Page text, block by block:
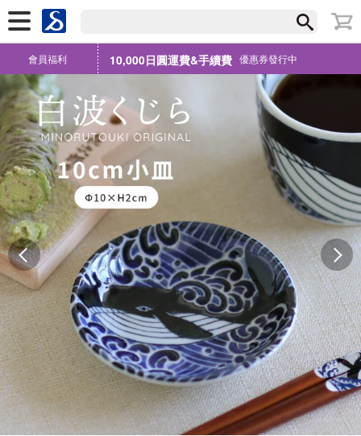
會員福利 10,000日圓運費&手續費 優惠券發行中